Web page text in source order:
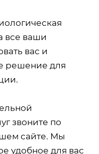
все ваши
вас и
решение для
звоните по
сайте. Мы
удобное для вас